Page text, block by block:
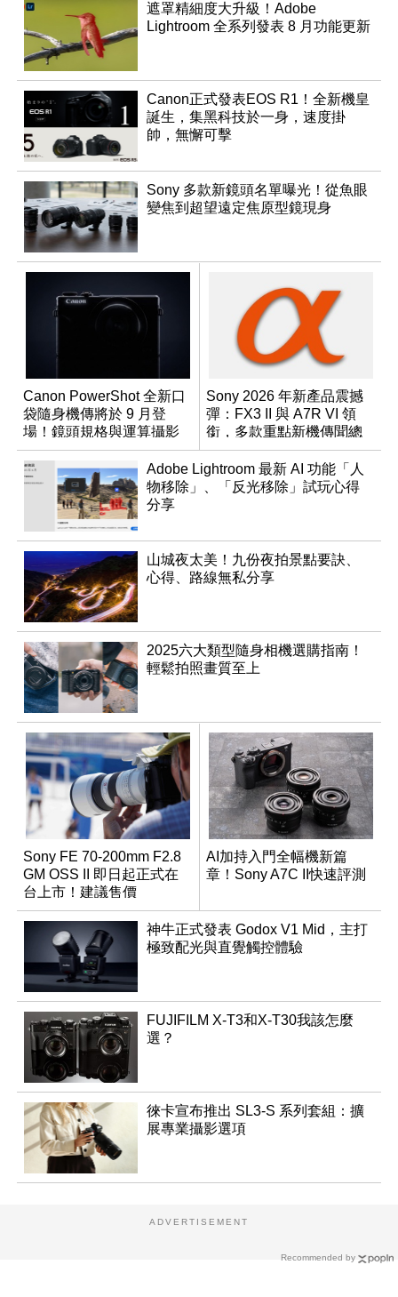
遮罩精細度大升級！Adobe
Lightroom 全系列發表 8 月功能更新
Canon正式發表EOS R1！全新機皇
誕生，集黑科技於一身，速度掛
帥，無懈可擊
Sony 多款新鏡頭名單曝光！從魚眼
變焦到超望遠定焦原型鏡現身
Canon PowerShot 全新口
袋隨身機傳將於 9 月登
場！鏡頭規格與運算攝影
升級成為焦點
Sony 2026 年新產品震撼
彈：FX3 II 與 A7R VI 領
銜，多款重點新機傳聞總
整理
Adobe Lightroom 最新 AI 功能「人
物移除」、「反光移除」試玩心得
分享
山城夜太美！九份夜拍景點要訣、
心得、路線無私分享
2025六大類型隨身相機選購指南！
輕鬆拍照畫質至上
Sony FE 70-200mm F2.8
GM OSS II 即日起正式在
台上市！建議售價
NT$76,980
AI加持入門全幅機新篇
章！Sony A7C II快速評測
神牛正式發表 Godox V1 Mid，主打
極致配光與直覺觸控體驗
FUJIFILM X-T3和X-T30我該怎麼
選？
徠卡宣布推出 SL3-S 系列套組：擴
展專業攝影選項
Recommended by
ADVERTISEMENT